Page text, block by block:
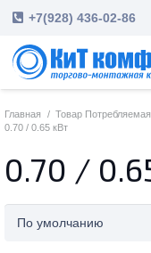
+7(928) 436-02-86
Главная / Товар
0.70 / 0.65 кВт
0.70 /